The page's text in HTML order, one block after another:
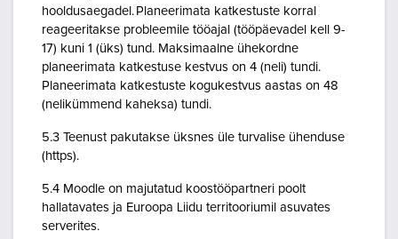
hooldusaegadel. Planeerimata katkestuste korral
reageeritakse probleemile tööajal (tööpäevadel kell 9-
17) kuni 1 (üks) tund. Maksimaalne ühekordne
planeerimata katkestuse kestvus on 4 (neli) tundi.
Planeerimata katkestuste kogukestvus aastas on 48
(nelikümmend kaheksa) tundi.
5.3 Teenust pakutakse üksnes üle turvalise ühenduse
(https).
5.4 Moodle on majutatud koostööpartneri poolt
hallatavates ja Euroopa Liidu territooriumil asuvates
serverites.